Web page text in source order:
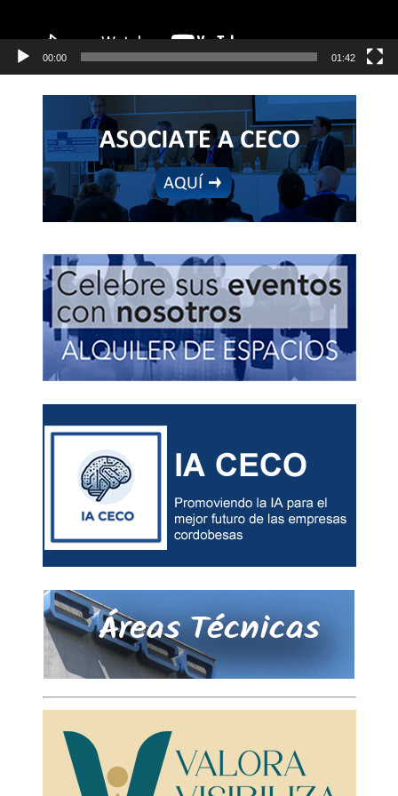
00:00 01:42